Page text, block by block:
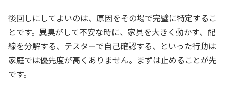
後回しにしてよいのは、原因をその場で完璧に特定するこ
とです。異臭がして不安な時に、家具を大きく動かす、配
線を分解する、テスターで自己確認する、といった行動は
家庭では優先度が高くありません。まずは止めることが先
です。